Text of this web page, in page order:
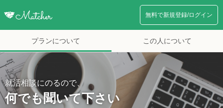
無料で新規登録/ログイン
プランについて この人について
就活相談にのるので、
何でも聞いて下さい